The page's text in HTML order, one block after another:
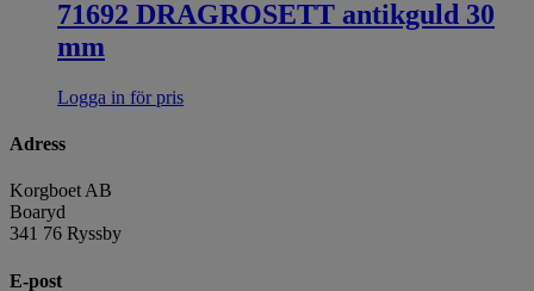
71692 DRAGROSETT antikguld 30
mm
Logga in för pris
Adress
Korgboet AB
Boaryd
341 76 Ryssby
E-post